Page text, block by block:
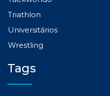
Triathlon
Universitários
Wrestling
Tags